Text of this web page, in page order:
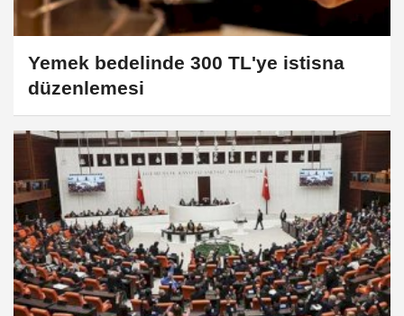
Yemek bedelinde 300 TL'ye istisna
düzenlemesi